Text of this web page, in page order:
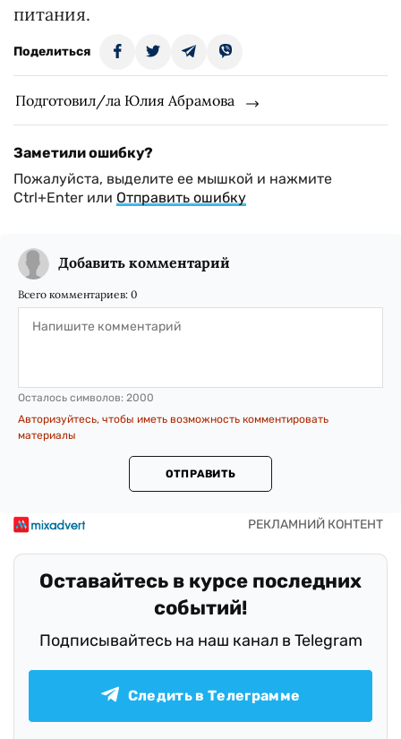
питания.
Поделиться
Подготовил/ла Юлия Абрамова
Заметили ошибку?
Пожалуйста, выделите ее мышкой и нажмите
Ctrl+Enter или Отправить ошибку
Добавить комментарий
Всего комментариев: 0
Осталось символов: 2000
Авторизуйтесь, чтобы иметь возможность комментировать
материалы
ОТПРАВИТЬ
Оставайтесь в курсе последних
событий!
Подписывайтесь на наш канал в Telegram
Следить в Телеграмме